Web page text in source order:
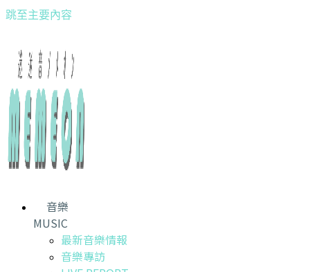
跳至主要內容
音樂
MUSIC
最新音樂情報
音樂專訪